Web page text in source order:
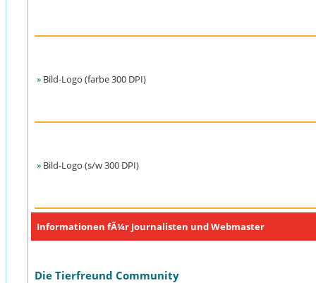
» Bild-Logo (farbe 300 DPI)
» Bild-Logo (s/w 300 DPI)
Informationen fÃ¼r Journalisten und Webmaster
Die Tierfreund Community